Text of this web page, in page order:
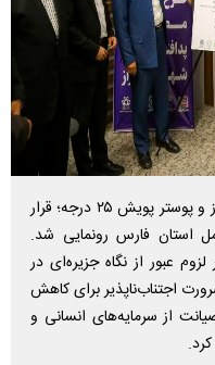
طرح جامع پدافند غیرعامل کلان‌شهر شیراز و پوستر پویش ۲۵ درجه؛ قرار
استان فارس رونمایی شد.
عبور از نگاه جزیره‌ای در
اجتناب‌ناپذیر برای کاهش
از سرمایه‌های انسانی و